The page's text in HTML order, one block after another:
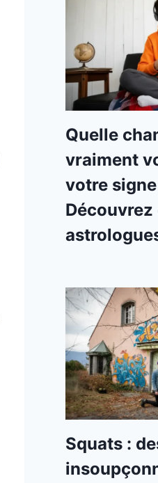
Quelle
vraiment
votre
Squats :